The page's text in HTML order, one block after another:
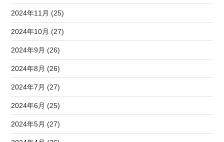
2024年11月 (25)
2024年10月 (27)
2024年9月 (26)
2024年8月 (26)
2024年7月 (27)
2024年6月 (25)
2024年5月 (27)